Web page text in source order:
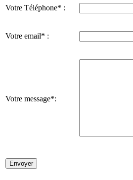
Votre Téléphone* :
Votre email* :
Votre message*: